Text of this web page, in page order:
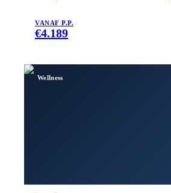
VANAF P.P.
€4.189
Wellness